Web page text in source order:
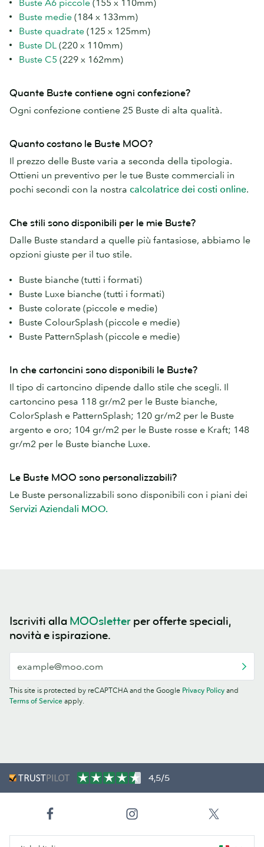
Buste medie (184 x 133mm)
Buste quadrate (125 x 125mm)
Buste DL (220 x 110mm)
Buste C5 (229 x 162mm)
Quante Buste contiene ogni confezione?
Ogni confezione contiene 25 Buste di alta qualità.
Quanto costano le Buste MOO?
Il prezzo delle Buste varia a seconda della tipologia.
Ottieni un preventivo per le tue Buste commerciali in
pochi secondi con la nostra calcolatrice dei costi online.
Che stili sono disponibili per le mie Buste?
Dalle Buste standard a quelle più fantasiose, abbiamo le
opzioni giuste per il tuo stile.
Buste bianche (tutti i formati)
Buste Luxe bianche (tutti i formati)
Buste colorate (piccole e medie)
Buste ColourSplash (piccole e medie)
Buste PatternSplash (piccole e medie)
In che cartoncini sono disponibili le Buste?
Il tipo di cartoncino dipende dallo stile che scegli. Il
cartoncino pesa 118 gr/m2 per le Buste bianche,
ColorSplash e PatternSplash; 120 gr/m2 per le Buste
argento e oro; 104 gr/m2 per le Buste rosse e Kraft; 148
gr/m2 per le Buste bianche Luxe.
Le Buste MOO sono personalizzabili?
Le Buste personalizzabili sono disponibili con i piani dei
Servizi Aziendali MOO.
Iscriviti alla MOOsletter per offerte speciali,
novità e ispirazione.
This site is protected by reCAPTCHA and the Google Privacy Policy and
Terms of Service apply.
4,5/5